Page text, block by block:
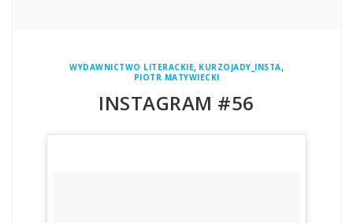
WYDAWNICTWO LITERACKIE, KURZOJADY_INSTA,
PIOTR MATYWIECKI
INSTAGRAM #56